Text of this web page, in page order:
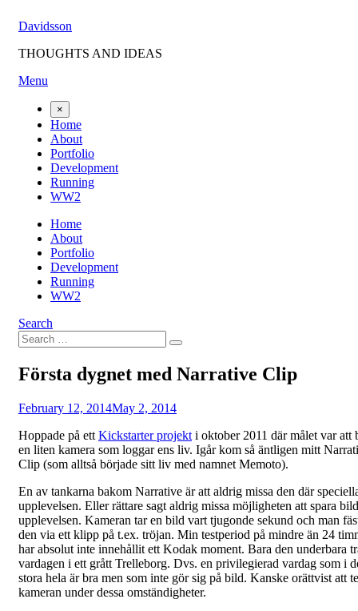
Davidsson
THOUGHTS AND IDEAS
Menu
×
Home
About
Portfolio
Development
Running
WW2
Home
About
Portfolio
Development
Running
WW2
Search
Search
for:
Search
Första dygnet med Narrative Clip
byFredrik
Posted
February 12, 2014May 2, 2014
Hoppade på ett Kickstarter projekt i oktober 2011 där målet var att
en liten kamera som loggar ens liv. Igår kom så äntligen mitt
Clip (som alltså började sitt liv med namnet Memoto).
En av tankarna bakom Narrative är att aldrig missa den där
upplevelsen. Eller rättare sagt aldrig missa möjligheten att spara
upplevelsen. Kameran tar en bild vart tjugonde sekund och man
den via ett klipp på t.ex. tröjan. Min testperiod på mindre än 24
har absolut inte innehållit ett Kodak moment. Bara den underbara
vardagen i ett grått Trelleborg. Dvs. en privilegierad vardag som i
stora hela är bra men som inte gör sig på bild. Kanske orättvist att
kameran under dessa omständigheter.